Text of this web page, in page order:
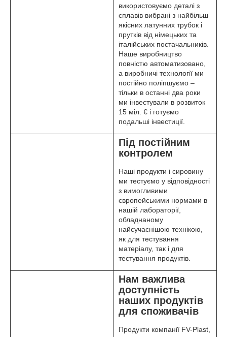
використовуємо деталі з
сплавів вибрані з найбільш
якісних латунних трубок і
прутків від німецьких та
італійських постачальників.
Наше виробництво
повністю автоматизовано,
а виробничі технології ми
постійно поліпшуємо –
тільки в останні два роки
ми інвестували в розвиток
15 міл. € і готуємо
подальші інвестиції.
Під постійним
контролем
Наші продукти і сировину
ми тестуємо у відповідності
з вимогливими
європейськими нормами в
нашій лабораторії,
обладнаному
найсучаснішою технікою,
як для тестування
матеріалу, так і для
тестування продуктів.
Нам важлива
доступність
наших продуктів
для споживачів
Продукти компанії FV-Plast,